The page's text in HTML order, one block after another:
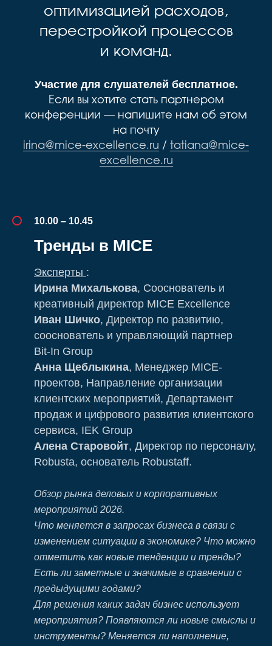
оптимизацией расходов,
перестройкой процессов
и команд.
Участие для слушателей бесплатное.
Если вы хотите стать партнером
конференции — напишите нам об этом
на почту
irina@mice-excellence.ru / tatiana@mice-
excellence.ru
10.00 – 10.45
Тренды в MICE
Эксперты :
Ирина Михалькова, Сооснователь и
креативный директор MICE Excellence
Иван Шичко, Директор по развитию,
сооснователь и управляющий партнер
Bit‑In Group
Анна Щеблыкина, Менеджер MICE-
проектов, Направление организации
клиентских мероприятий, Департамент
продаж и цифрового развития клиентского
сервиса, IEK Group
Алена Старовойт, Директор по персоналу,
Robusta, основатель Robustaff.
Обзор рынка деловых и корпоративных
мероприятий 2026.
Что меняется в запросах бизнеса в связи с
изменением ситуации в экономике? Что можно
отметить как новые тенденции и тренды?
Есть ли заметные и значимые в сравнении с
предыдущими годами?
Для решения каких задач бизнес использует
мероприятия? Появляются ли новые смыслы и
инструменты? Меняется ли наполнение,